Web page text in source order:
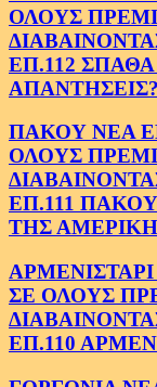
ΟΛΟΥΣ
ΕΠ.112
ΑΠΑΝΤΗΣΕΙΣ?
ΠΑΚΟΥ ΝΕΑ
ΟΛΟΥΣ
ΕΠ.111
ΤΗΣ
ΣΕ ΟΛΟΥΣ
ΕΠ.110